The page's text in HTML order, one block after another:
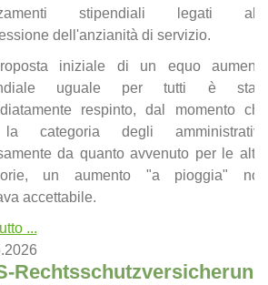
stipendiali legati alla
dell'anzianità di servizio.
iniziale di un equo aumento
uguale per tutti è stato
respinto, dal momento che
categoria degli amministrativi,
da quanto avvenuto per le altre
un aumento "a pioggia" non
accettabile.
...
Rechtsschutzversicherung